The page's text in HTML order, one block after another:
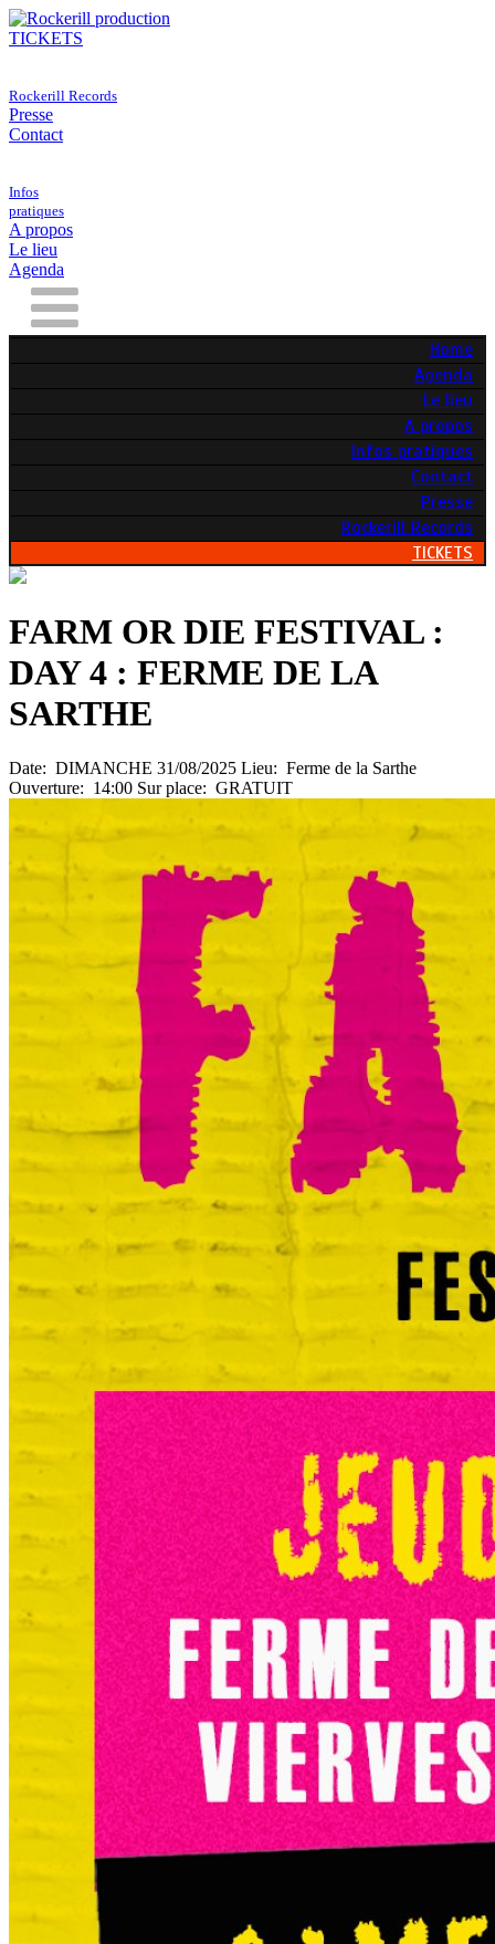
TICKETS
Rockerill Records
Presse
Contact
Infos
pratiques
A propos
Le lieu
Agenda
Home
Agenda
Le lieu
A propos
Infos pratiques
Contact
Presse
Rockerill Records
TICKETS
FARM OR DIE FESTIVAL :
DAY 4 : FERME DE LA
SARTHE
Date: DIMANCHE 31/08/2025 Lieu: Ferme de la Sarthe
Ouverture: 14:00 Sur place: GRATUIT